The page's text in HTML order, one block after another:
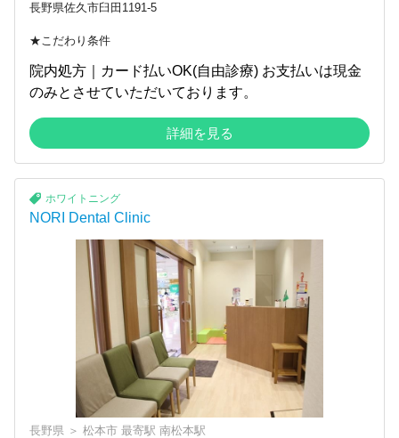
長野県佐久市臼田1191-5
★こだわり条件
院内処方｜カード払いOK(自由診療) お支払いは現金
のみとさせていただいております。
詳細を見る
ホワイトニング
NORI Dental Clinic
長野県 ＞ 松本市 最寄駅 南松本駅